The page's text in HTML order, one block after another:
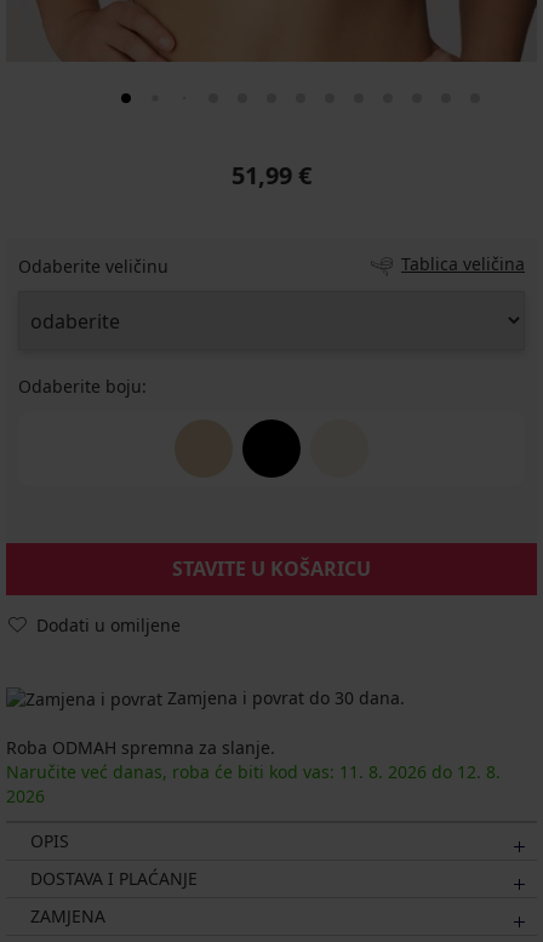
51,99 €
Odaberite veličinu Tablica veličina
Odaberite boju:
STAVITE U KOŠARICU
Dodati u omiljene
Zamjena i povrat do 30 dana.
Roba ODMAH spremna za slanje.
Naručite već danas, roba će biti kod vas: 11. 8. 2026 do 12. 8.
2026
OPIS
DOSTAVA I PLAĆANJE
ZAMJENA